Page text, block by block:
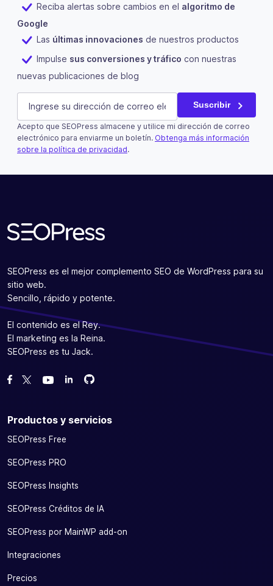
Reciba alertas sobre cambios en el algoritmo de
Google
Las últimas innovaciones de nuestros productos
Impulse sus conversiones y tráfico con nuestras
nuevas publicaciones de blog
Company
Este campo es un campo de validación y debe quedar
E-mail (Obligatorio) Suscribir
Acepto que SEOPress almacene y utilice mi dirección de correo
electrónico para enviarme un boletín. Obtenga más información
sobre la política de privacidad.
SEOPress es el mejor complemento SEO de WordPress para su
sitio web.
Sencillo, rápido y potente.
El contenido es el Rey.
El marketing es la Reina.
SEOPress es tu Jack.
Danos like en Facebook
Síguenos en Twitter
Míranos en YouTube
Bifurcanos en GitHub
Bifurcanos en GitHub
Productos y servicios
SEOPress Free
SEOPress PRO
SEOPress Insights
SEOPress Créditos de IA
SEOPress por MainWP add-on
Integraciones
Precios